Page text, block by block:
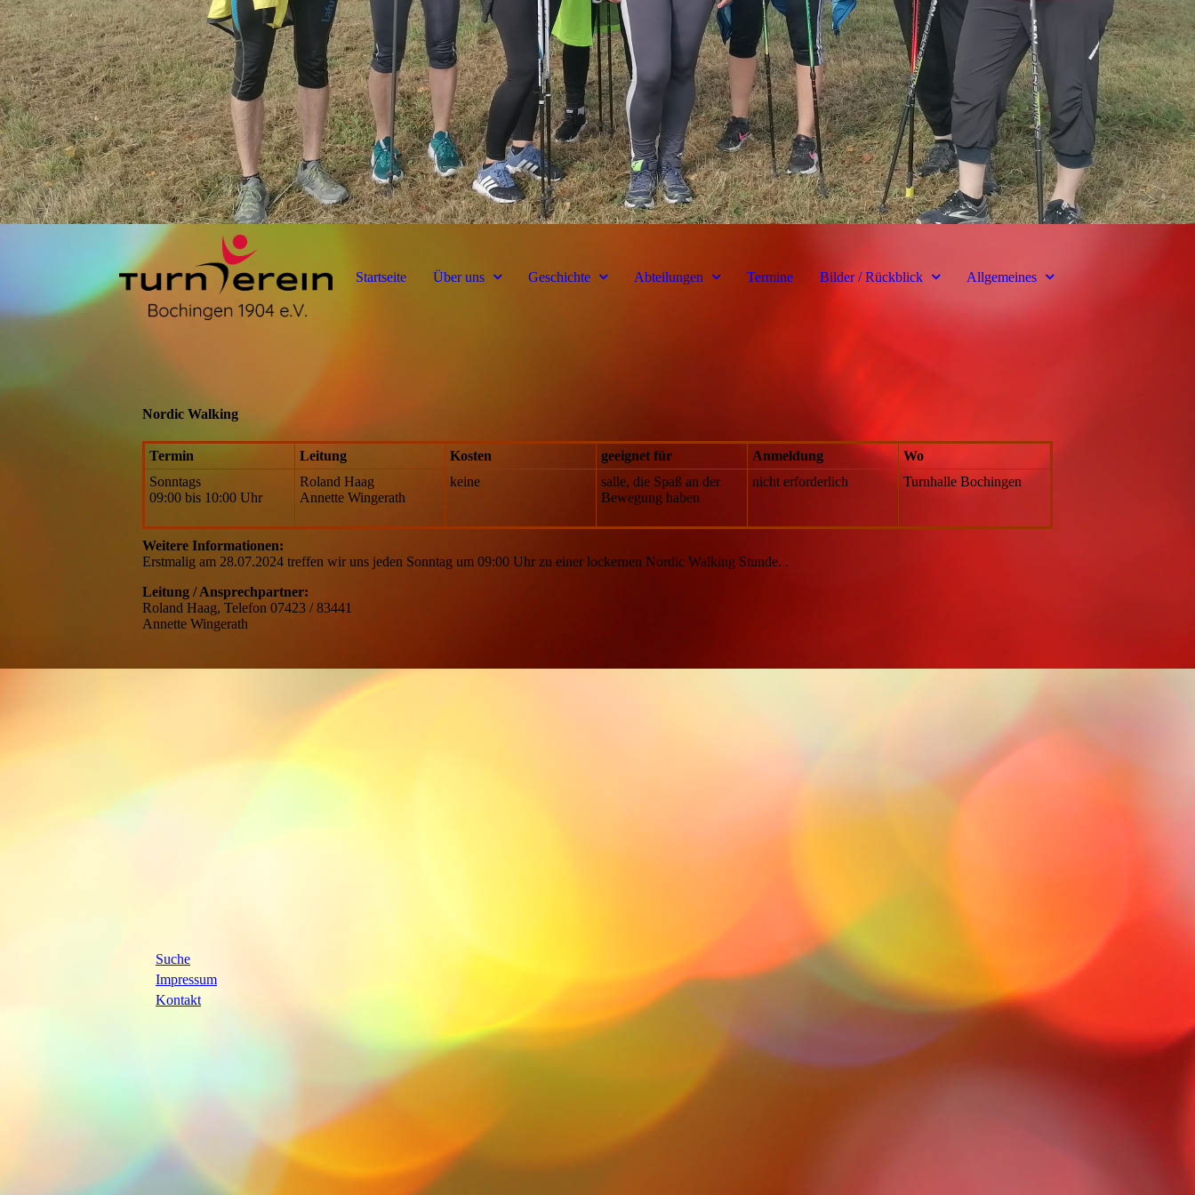
Startseite Über uns Geschichte Abteilungen Termine Bilder / Rückblick Allgemeines
Nordic Walking
Termin Leitung Kosten geeignet für Anmeldung
Wo
Sonntags
09:00 bis 10:00 Uhr
Roland Haag
Annette Wingerath
keine
salle, die Spaß an der
Bewegung haben
nicht erforderlich Turnhalle Bochingen
Weitere Informationen:
Erstmalig am 28.07.2024 treffen wir uns jeden Sonntag um 09:00 Uhr zu einer lockernen Nordic Walking Stunde. .
Leitung / Ansprechpartner:
Roland Haag, Telefon 07423 / 83441
Annette Wingerath
Suche
Impressum
Kontakt